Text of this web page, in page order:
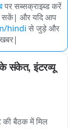
पर सब्सक्राइब्ड करें
सकें| और यदि आप
hindi से जुड़े और
संकेत, इंटरव्यू
की बैठक में मिल